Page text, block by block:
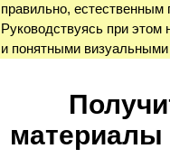
правильно, естественным
Руководствуясь при
и понятными
материалы